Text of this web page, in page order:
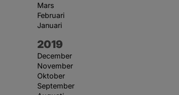
Mars
Februari
Januari
År:
2019
December
November
Oktober
September